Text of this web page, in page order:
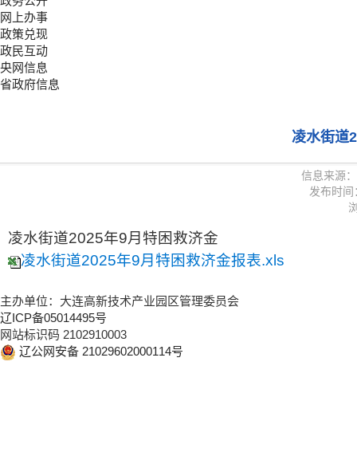
网上办事
政策兑现
政民互动
央网信息
省政府信息
凌水街道
信息来源
发布时
凌水街道2025年9月特困救济金
凌水街道2025年9月特困救济金报表.xls
主办单位：大连高新技术产业园区管理委员会
辽ICP备05014495号
网站标识码 2102910003
辽公网安备 21029602000114号